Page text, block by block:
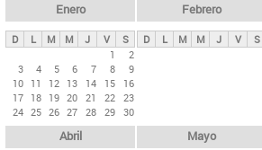
ds
p
n
Enero
D L M M J V
S
1
2
3
4 5 6 7 8
9
10 11 12 13 14 15
16
17 18 19 20 21 22 23
24 25 26 27 28 29 30
Febrero
D L M M J V S
Abril Mayo